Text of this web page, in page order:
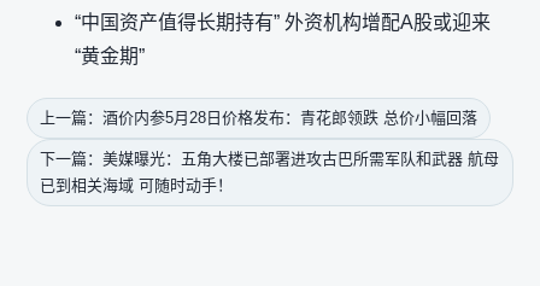
“中国资产值得长期持有” 外资机构增配A股或迎来
“黄金期”
上一篇：酒价内参5月28日价格发布：青花郎领跌 总价小幅回落
下一篇：美媒曝光：五角大楼已部署进攻古巴所需军队和武器 航母
已到相关海域 可随时动手！